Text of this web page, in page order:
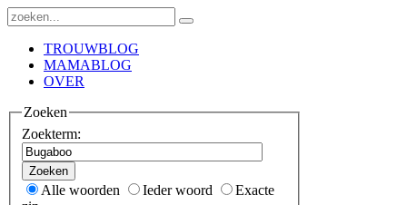
TROUWBLOG
MAMABLOG
OVER
Zoeken
Zoekterm:
Zoeken
Alle woorden Ieder woord
Exacte